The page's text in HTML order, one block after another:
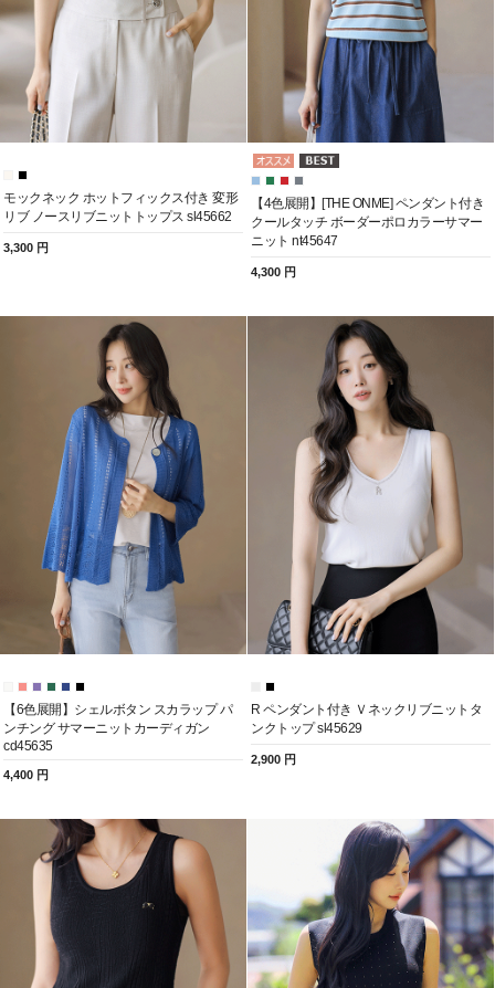
モックネック ホットフィックス付き 変形
リブ ノースリブニットトップス sl45662
3,300 円
【4色展開】[THE ONME] ペンダント付き
クールタッチ ボーダーポロカラーサマー
ニット nt45647
4,300 円
【6色展開】シェルボタン スカラップ パ
ンチング サマーニットカーディガン
cd45635
4,400 円
R ペンダント付き Ｖネックリブニットタ
ンクトップ sl45629
2,900 円